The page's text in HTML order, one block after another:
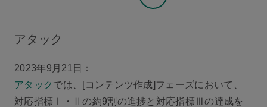
アタック
2023年9月21日：
アタック では、[コンテンツ作成]フェーズにおいて、
対応指標Ⅰ・Ⅱの約9割の進捗と対応指標Ⅲの達成を